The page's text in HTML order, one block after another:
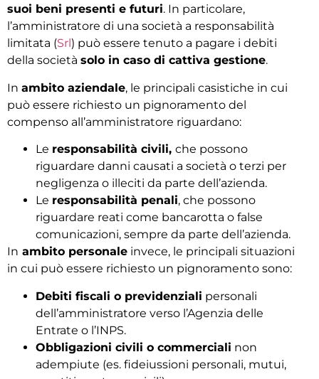
suoi beni presenti e futuri. In particolare,
l’amministratore di una società a responsabilità
limitata (Srl ) può essere tenuto a pagare i debiti
della società solo in caso di cattiva gestione.
In ambito aziendale, le principali casistiche in cui
può essere richiesto un pignoramento del
compenso all’amministratore riguardano:
Le responsabilità civili, che possono
riguardare danni causati a società o terzi per
negligenza o illeciti da parte dell’azienda.
Le responsabilità penali, che possono
riguardare reati come bancarotta o false
comunicazioni, sempre da parte dell’azienda.
In ambito personale invece, le principali situazioni
in cui può essere richiesto un pignoramento sono:
Debiti fiscali o previdenziali personali
dell’amministratore verso l’Agenzia delle
Entrate o l’INPS.
Obbligazioni civili o commerciali non
adempiute (es. fideiussioni personali, mutui,